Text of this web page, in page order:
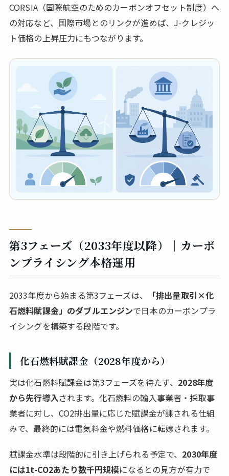
CORSIA（国際航空のためのカーボンオフセット制度）へ
の対応など、国際市場とのリンクが進めば、J-クレジッ
ト価格の上昇圧力にもつながります。
第3フェーズ（2033年度以降）｜カーボ
ンプライシング本格運用
2033年度から始まる第3フェーズは、
「排出量取引×化
石燃料賦課金」のダブルエンジンで日本のカーボンプラ
イシングを構築する段階です。
化石燃料賦課金（2028年度から）
実は化石燃料賦課金は第3フェーズを待たず、 2028年度
から先行導入されます。化石燃料の輸入事業者・採取事
業者に対し、CO2排出量に応じた賦課金が課される仕組
みで、最終的には電気料金や燃料価格に転嫁されます。
賦課金水準は段階的に引き上げられる予定で、 2030年度
には1t-CO2あたり数千円規模になるとの見方が有力で